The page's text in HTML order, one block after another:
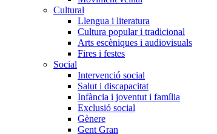
Cultural
Llengua i literatura
Cultura popular i tradicional
Arts escèniques i audiovisuals
Fires i festes
Social
Intervenció social
Salut i discapacitat
Infància i joventut i família
Exclusió social
Gènere
Gent Gran